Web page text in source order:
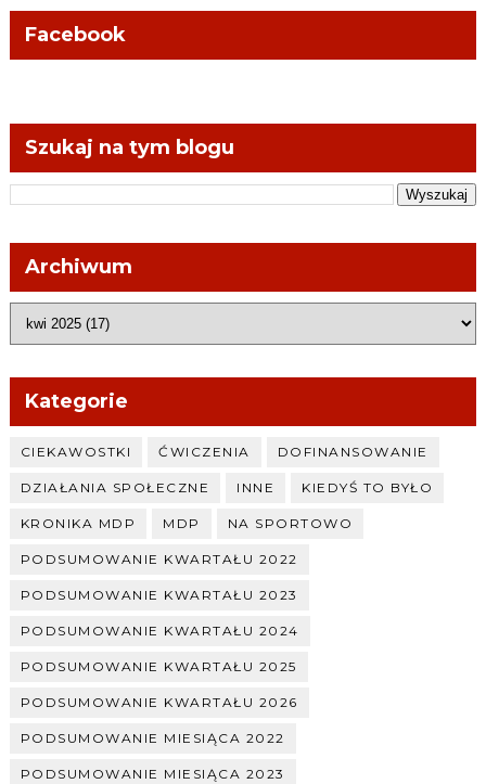
Facebook
Szukaj na tym blogu
Archiwum
Kategorie
CIEKAWOSTKI ĆWICZENIA DOFINANSOWANIE
DZIAŁANIA SPOŁECZNE INNE KIEDYŚ TO BYŁO
KRONIKA MDP MDP NA SPORTOWO
PODSUMOWANIE KWARTAŁU 2022
PODSUMOWANIE KWARTAŁU 2023
PODSUMOWANIE KWARTAŁU 2024
PODSUMOWANIE KWARTAŁU 2025
PODSUMOWANIE KWARTAŁU 2026
PODSUMOWANIE MIESIĄCA 2022
PODSUMOWANIE MIESIĄCA 2023